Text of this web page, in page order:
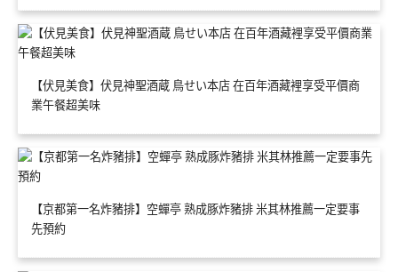
【伏見美食】伏見神聖酒蔵 鳥せい本店 在百年酒藏裡享受平價商
業午餐超美味
【京都第一名炸豬排】空蟬亭 熟成豚炸豬排 米其林推薦一定要事
先預約